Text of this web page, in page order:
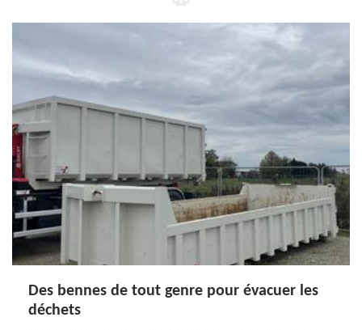
Des bennes de tout genre pour évacuer les
déchets